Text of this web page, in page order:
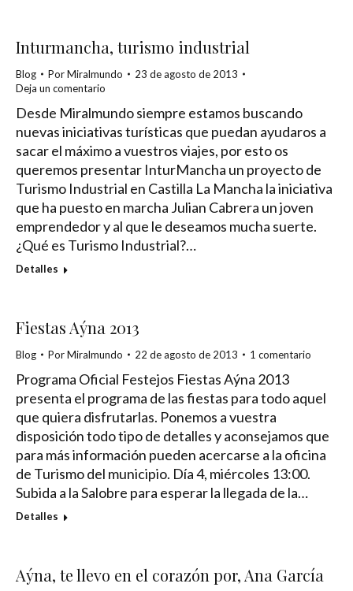
Inturmancha, turismo industrial
Blog PorMiralmundo
23 de agosto de 2013
Deja un comentario
Desde Miralmundo siempre estamos buscando
nuevas iniciativas turísticas que puedan ayudaros a
sacar el máximo a vuestros viajes, por esto os
queremos presentar InturMancha un proyecto de
Turismo Industrial en Castilla La Mancha la iniciativa
que ha puesto en marcha Julian Cabrera un joven
emprendedor y al que le deseamos mucha suerte.
¿Qué es Turismo Industrial?…
Detalles
Fiestas Aýna 2013
Blog PorMiralmundo 22 de agosto de 2013 1 comentario
Programa Oficial Festejos Fiestas Aýna 2013
presenta el programa de las fiestas para todo aquel
que quiera disfrutarlas. Ponemos a vuestra
disposición todo tipo de detalles y aconsejamos que
para más información pueden acercarse a la oficina
de Turismo del municipio. Día 4, miércoles 13:00.
Subida a la Salobre para esperar la llegada de la…
Detalles
Aýna, te llevo en el corazón por, Ana García